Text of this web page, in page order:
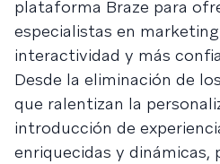
plataforma Braze para
especialistas en
interactividad y más
Desde la eliminación de
que ralentizan la
introducción de
enriquecidas y dinámicas,